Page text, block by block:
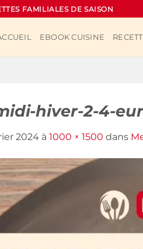
FAMILIALES DE SAISON
EBOOK CUISINE
hiver-2-4-
2024 à 1000 × 1500 dans